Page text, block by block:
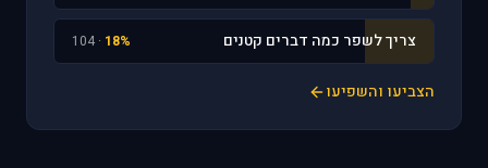
צריך לשפר כמה דברים קטנים 18%
· 104
הצביעו והשפיעו